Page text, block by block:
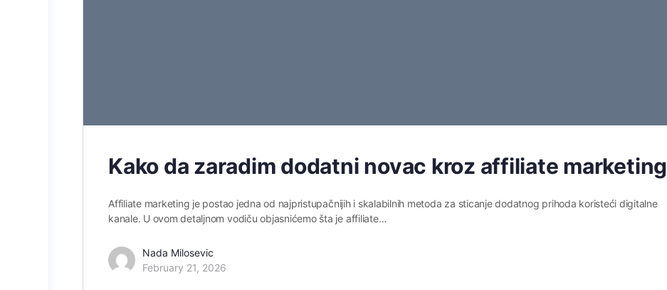
Kako da zaradim dodatni novac kroz affiliate marketing
Affiliate marketing je postao jedna od najpristupačnijih i skalabilnih metoda za sticanje dodatnog prihoda koristeći digitalne
kanale. U ovom detaljnom vodiču objasnićemo šta je affiliate…
Nada Milosevic
February 21, 2026